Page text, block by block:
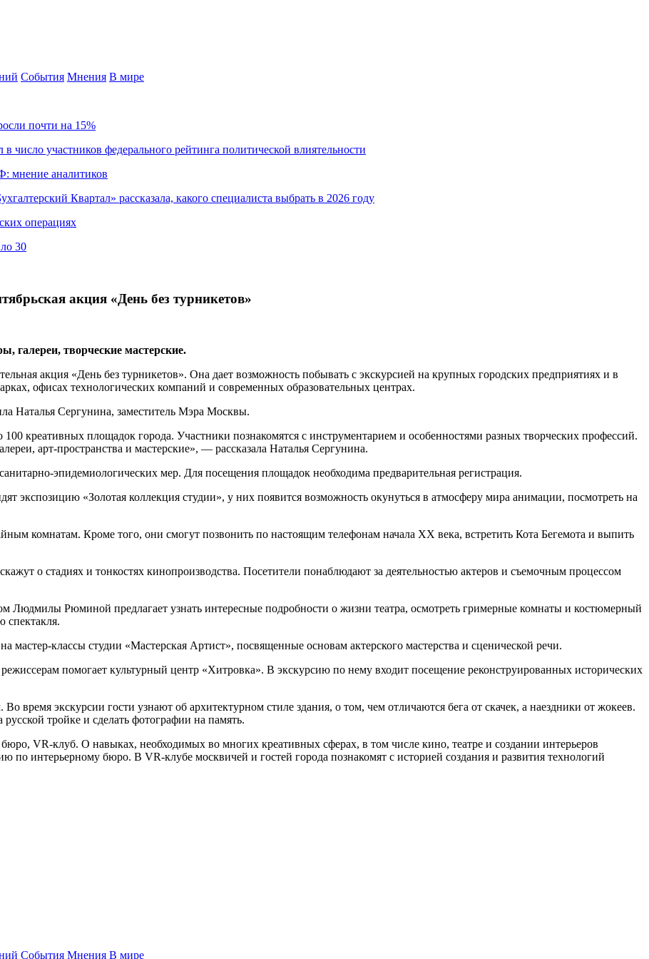
События Мнения В мире
почти на 15%
участников федерального рейтинга политической влиятельности
мнение аналитиков
Квартал» рассказала, какого специалиста выбрать в 2026 году
операциях
30
акция «День без турникетов»
галереи, творческие мастерские.
акция «День без турникетов». Она дает возможность побывать с экскурсией на крупных городских предприятиях и в
офисах технологических компаний и современных образовательных центрах.
Наталья Сергунина, заместитель Мэра Москвы.
100 креативных площадок города. Участники познакомятся с инструментарием и особенностями разных творческих профессий.
арт-пространства и мастерские», — рассказала Наталья Сергунина.
эпидемиологических мер. Для посещения площадок необходима предварительная регистрация.
экспозицию «Золотая коллекция студии», у них появится возможность окунуться в атмосферу мира анимации, посмотреть на
комнатам. Кроме того, они смогут позвонить по настоящим телефонам начала XX века, встретить Кота Бегемота и выпить
о стадиях и тонкостях кинопроизводства. Посетители понаблюдают за деятельностью актеров и съемочным процессом
Людмилы Рюминой предлагает узнать интересные подробности о жизни театра, осмотреть гримерные комнаты и костюмерный
спектакля.
классы студии «Мастерская Артист», посвященные основам актерского мастерства и сценической речи.
помогает культурный центр «Хитровка». В экскурсию по нему входит посещение реконструированных исторических
экскурсии гости узнают об архитектурном стиле здания, о том, чем отличаются бега от скачек, а наездники от жокеев.
тройке и сделать фотографии на память.
VR-клуб. О навыках, необходимых во многих креативных сферах, в том числе кино, театре и создании интерьеров
по интерьерному бюро. В VR-клубе москвичей и гостей города познакомят с историей создания и развития технологий
События Мнения В мире